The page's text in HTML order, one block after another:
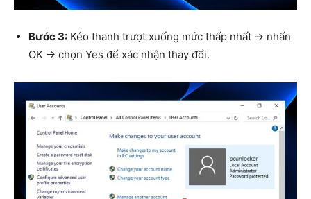
Bước 3: Kéo thanh trượt xuống mức thấp nhất → nhấn
OK → chọn Yes để xác nhận thay đổi.